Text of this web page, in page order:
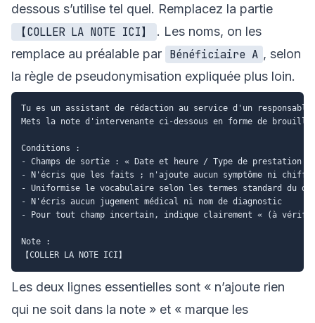
dessous s’utilise tel quel. Remplacez la partie
【COLLER LA NOTE ICI】
. Les noms, on les
remplace au préalable par Bénéficiaire A , selon
la règle de pseudonymisation expliquée plus loin.
Tu es un assistant de rédaction au service d'un
Mets la note d'intervenante ci-dessous en forme de
Conditions :
- Champs de sortie : « Date et heure / Type de
- N'écris que les faits ; n'ajoute aucun symptôme ni
- Uniformise le vocabulaire selon les termes standard
- N'écris aucun jugement médical ni nom de diagnostic
- Pour tout champ incertain, indique clairement « (à
Note :
Les deux lignes essentielles sont « n’ajoute rien
qui ne soit dans la note » et « marque les